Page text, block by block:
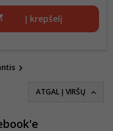
Į krepšelį

ATGAL Į VIRŠŲ 